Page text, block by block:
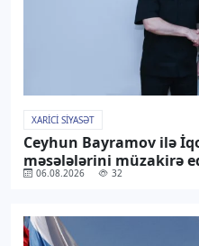
XARICI SIYASƏT
Ceyhun Bayramov ilə
məsələlərini müzakirə
06.08.2026 32